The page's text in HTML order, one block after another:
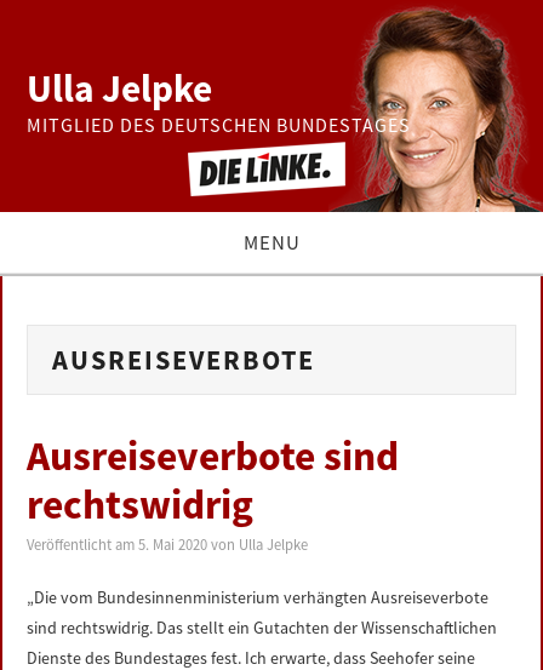
Ulla Jelpke
MITGLIED DES DEUTSCHEN BUNDESTAGES
MENU
BUNDESTAG
ZUR PERSON
DATENSCHUTZERKLÄRUNG
AUSREISEVERBOTE
Ausreiseverbote sind
rechtswidrig
Veröffentlicht am5. Mai 2020 von Ulla Jelpke
„Die vom Bundesinnenministerium verhängten Ausreiseverbote
sind rechtswidrig. Das stellt ein Gutachten der Wissenschaftlichen
Dienste des Bundestages fest. Ich erwarte, dass Seehofer seine